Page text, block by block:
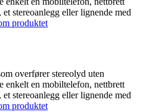
stereoanlegg eller lignende med
produktet
overfører stereolyd uten
enkelt en mobiltelefon, nettbrett
stereoanlegg eller lignende med
produktet